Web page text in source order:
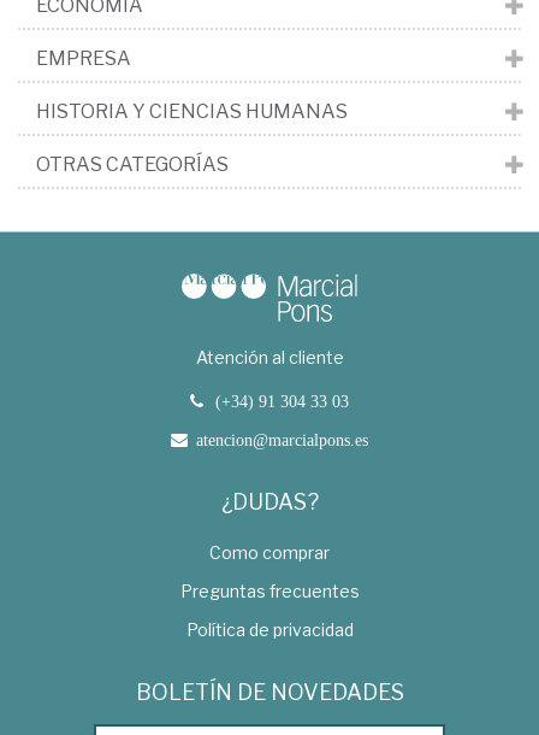
ECONOMÍA
EMPRESA
HISTORIA Y CIENCIAS HUMANAS
OTRAS CATEGORÍAS
Atención al cliente
(+34) 91 304 33 03
atencion@marcialpons.es
¿DUDAS?
Como comprar
Preguntas frecuentes
Política de privacidad
BOLETÍN DE NOVEDADES